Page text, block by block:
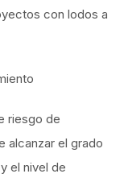
con lodos a
riesgo de
alcanzar el grado
el nivel de